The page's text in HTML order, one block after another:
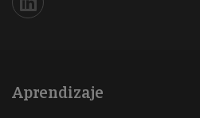
Iberinform en Linkedin
Aprendizaje